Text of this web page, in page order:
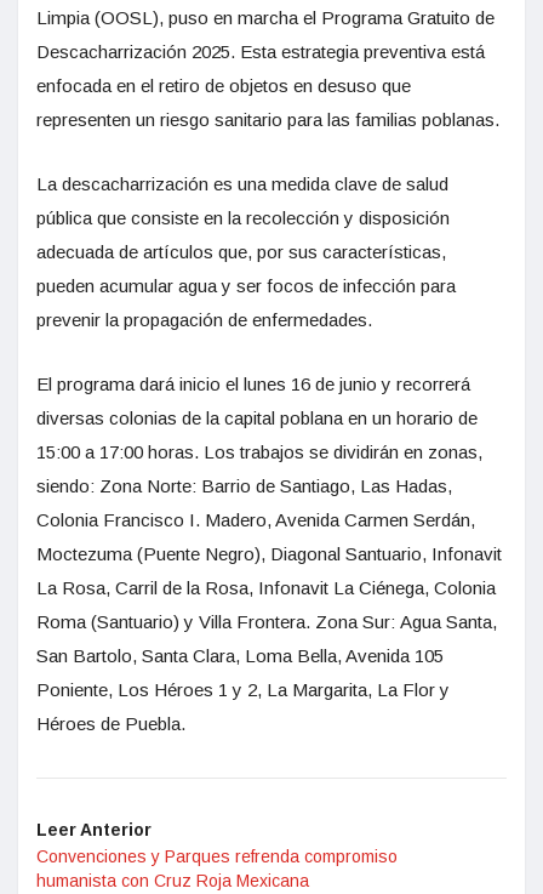
Limpia (OOSL), puso en marcha el Programa Gratuito de
Descacharrización 2025. Esta estrategia preventiva está
enfocada en el retiro de objetos en desuso que
representen un riesgo sanitario para las familias poblanas.
La descacharrización es una medida clave de salud
pública que consiste en la recolección y disposición
adecuada de artículos que, por sus características,
pueden acumular agua y ser focos de infección para
prevenir la propagación de enfermedades.
El programa dará inicio el lunes 16 de junio y recorrerá
diversas colonias de la capital poblana en un horario de
15:00 a 17:00 horas. Los trabajos se dividirán en zonas,
siendo: Zona Norte: Barrio de Santiago, Las Hadas,
Colonia Francisco I. Madero, Avenida Carmen Serdán,
Moctezuma (Puente Negro), Diagonal Santuario, Infonavit
La Rosa, Carril de la Rosa, Infonavit La Ciénega, Colonia
Roma (Santuario) y Villa Frontera. Zona Sur: Agua Santa,
San Bartolo, Santa Clara, Loma Bella, Avenida 105
Poniente, Los Héroes 1 y 2, La Margarita, La Flor y
Héroes de Puebla.
Leer Anterior
Convenciones y Parques refrenda compromiso
humanista con Cruz Roja Mexicana